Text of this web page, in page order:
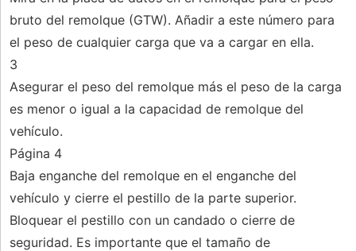
bruto del remolque (GTW). Añadir a este número para
el peso de cualquier carga que va a cargar en ella.
3
Asegurar el peso del remolque más el peso de la carga
es menor o igual a la capacidad de remolque del
vehículo.
Página 4
Baja enganche del remolque en el enganche del
vehículo y cierre el pestillo de la parte superior.
Bloquear el pestillo con un candado o cierre de
seguridad. Es importante que el tamaño de